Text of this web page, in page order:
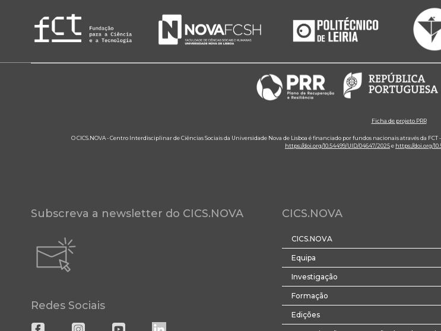
Ficha de projeto PRR
O CICS.NOVA - Centro Interdisciplinar de Ciências Sociais da Universidade Nova de Lisboa é financiado por fundos nacionais através da
https://doi.org/10.54499/UID/04647/2025e https://doi.org/
Subscreva a newsletter do CICS.NOVA
Redes Sociais
CICS.NOVA
CICS.NOVA
Equipa
Investigação
Formação
Edições